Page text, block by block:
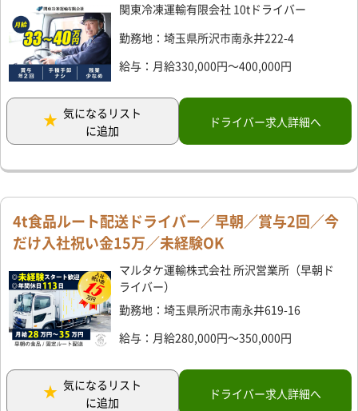
関東冷凍運輸有限会社 10tドライバー
勤務地：埼玉県所沢市南永井222-4
給与：月給330,000円～400,000円
気になるリスト
に追加
ドライバー求人詳細へ
4t食品ルート配送ドライバー／早朝／賞与2回／今
だけ入社祝い金15万／未経験OK
マルタケ運輸株式会社 所沢営業所（早朝ド
ライバー）
勤務地：埼玉県所沢市南永井619-16
給与：月給280,000円～350,000円
気になるリスト
に追加
ドライバー求人詳細へ